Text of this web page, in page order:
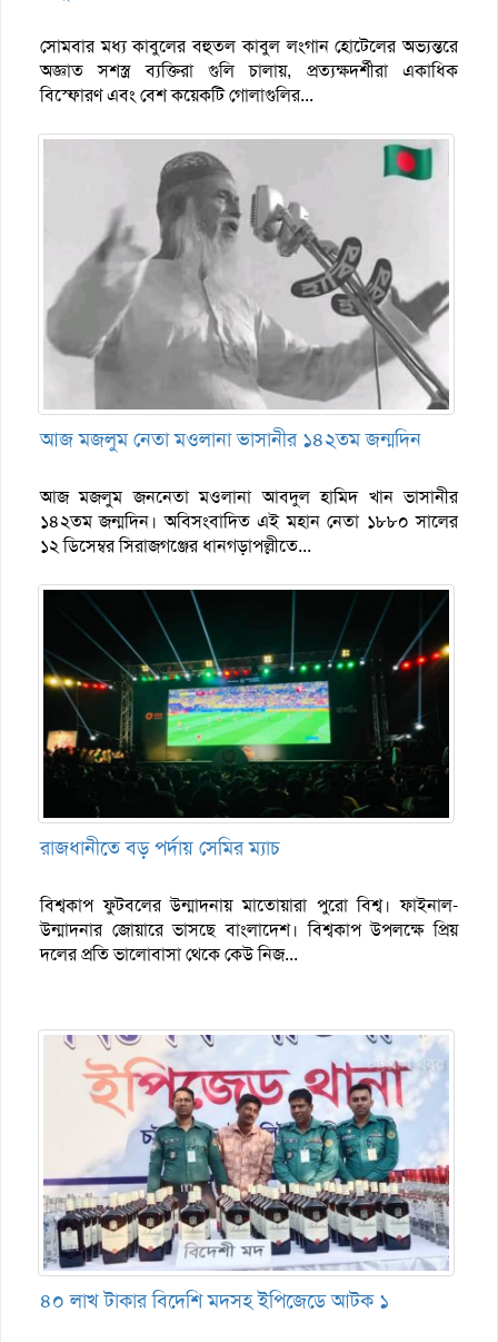
সোমবার মধ্য কাবুলের বহুতল কাবুল লংগান হোটেলের অভ্যন্তরে
অজ্ঞাত সশস্ত্র ব্যক্তিরা গুলি চালায়, প্রত্যক্ষদর্শীরা একাধিক
বিস্ফোরণ এবং বেশ কয়েকটি গোলাগুলির...
আজ মজলুম নেতা মওলানা ভাসানীর ১৪২তম জন্মদিন
আজ মজলুম জননেতা মওলানা আবদুল হামিদ খান ভাসানীর
১৪২তম জন্মদিন। অবিসংবাদিত এই মহান নেতা ১৮৮০ সালের
১২ ডিসেম্বর সিরাজগঞ্জের ধানগড়াপল্লীতে...
রাজধানীতে বড় পর্দায় সেমির ম্যাচ
বিশ্বকাপ ফুটবলের উন্মাদনায় মাতোয়ারা পুরো বিশ্ব। ফাইনাল-
উন্মাদনার জোয়ারে ভাসছে বাংলাদেশ। বিশ্বকাপ উপলক্ষে প্রিয়
দলের প্রতি ভালোবাসা থেকে কেউ নিজ...
৪০ লাখ টাকার বিদেশি মদসহ ইপিজেডে আটক ১